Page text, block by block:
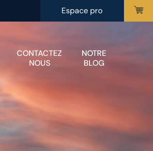
Espace pro
CONTACTEZ
NOUS
NOTRE
BLOG